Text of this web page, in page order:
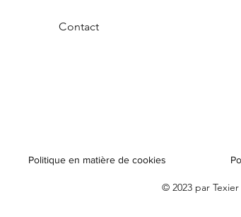
Contact
Politique en matière de cookies
© 2023 par Texier